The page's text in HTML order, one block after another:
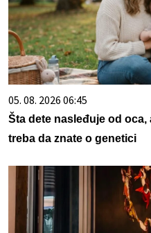
05. 08. 2026 06:45
Šta dete nasleđuje od
treba da znate o genetici